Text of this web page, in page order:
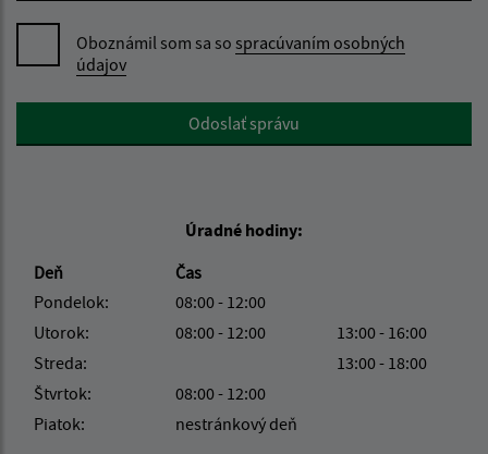
Oboznámil som sa so spracúvaním osobných
údajov
Google reCaptcha ResponseOdoslať správu
Úradné hodiny:
Deň
Čas
Pondelok:
08:00 - 12:00
Utorok:
08:00 - 12:00
13:00 - 16:00
Streda:
13:00 - 18:00
Štvrtok:
08:00 - 12:00
Piatok:
nestránkový deň